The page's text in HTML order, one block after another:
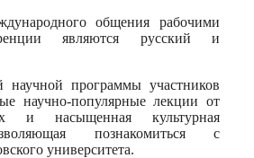
общения рабочими
являются русский и
программы участников
научно-популярные лекции от
и насыщенная культурная
познакомиться с
университета.